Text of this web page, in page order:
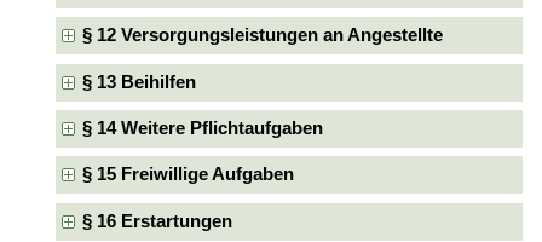
§ 12 Versorgungsleistungen an Angestellte
§ 13 Beihilfen
§ 14 Weitere Pflichtaufgaben
§ 15 Freiwillige Aufgaben
§ 16 Erstartungen